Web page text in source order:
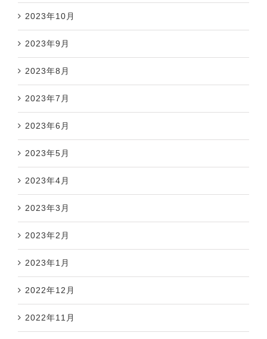
2023年10月
2023年9月
2023年8月
2023年7月
2023年6月
2023年5月
2023年4月
2023年3月
2023年2月
2023年1月
2022年12月
2022年11月